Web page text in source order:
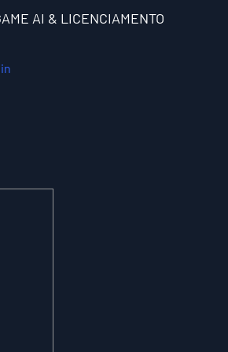
AI & LICENCIAMENTO